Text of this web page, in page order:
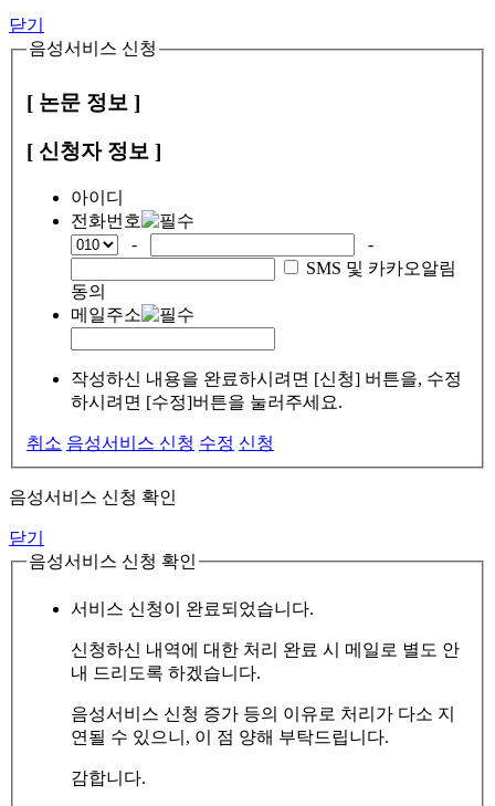
닫기
음성서비스 신청
[ 논문 정보 ]
[ 신청자 정보 ]
아이디
전화번호
-
-
SMS 및 카카오알림
동의
메일주소
작성하신 내용을 완료하시려면 [신청] 버튼을, 수정
하시려면 [수정]버튼을 눌러주세요.
취소 음성서비스 신청 수정 신청
음성서비스 신청 확인
닫기
음성서비스 신청 확인
서비스 신청이 완료되었습니다.
신청하신 내역에 대한 처리 완료 시 메일로 별도 안
내 드리도록 하겠습니다.
음성서비스 신청 증가 등의 이유로 처리가 다소 지
연될 수 있으니, 이 점 양해 부탁드립니다.
감합니다.